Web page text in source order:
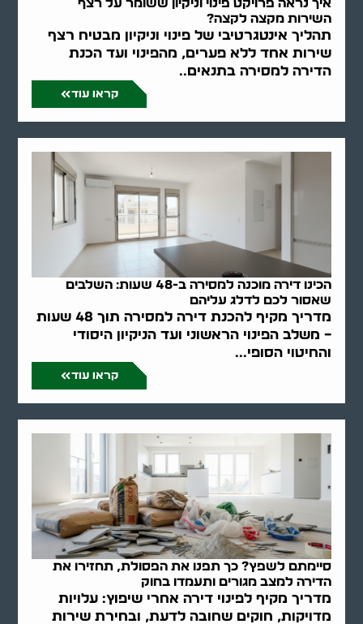
איך נראה פרויקט פינוי וניקיון ששומר על רצף
השירות מקצה לקצה?
תהליך אינטגרטיבי של פינוי וניקיון מבטיח רצף
שירות אחד ללא פערים, מהפינוי ועד הכנת
הדירה למסירה בתנאים..
קראו עוד
הכינו דירה מוכנה למסירה ב-48 שעות: השלבים
שאסור לכם לדלג עליהם
מדריך מקיף להכנת דירה למסירה תוך 48 שעות
– משלב הפינוי הראשוני ועד הניקיון היסודי
והחיטוי הסופי...
קראו עוד
סיימתם לשפץ? כך תפנו את הפסולת, תחזירו את
הדירה למצב מגורים ותעמדו בחוק
מדריך מקיף לפינוי דירה אחרי שיפוץ: עלויות
מדויקות, חוקים שחובה לדעת, ובחירת שירות